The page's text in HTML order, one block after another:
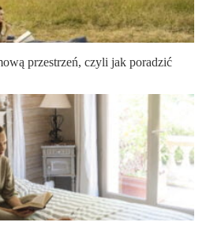
przestrzeń, czyli jak poradzić